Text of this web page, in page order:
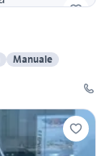
Manuale